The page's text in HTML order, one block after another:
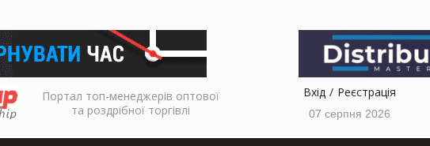
Портал топ-менеджерів оптової
та роздрібної торгівлі
Вхід Реєстрація
07 серпня 2026